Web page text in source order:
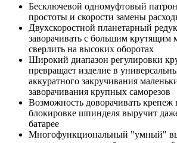
Бесключевой одномуфтовый
простоты и скорости замены
Двухскоростной планетарный
заворачивать с большим крутящим
сверлить на высоких оборотах
Широкий диапазон регулировки
превращает изделие в
аккуратного закручивания
заворачивания крупных саморезов
Возможность доворачивать крепеж
блокировке шпинделя выручит
батарее
Многофункциональный "умный"